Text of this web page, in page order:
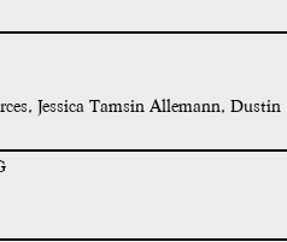
Jessica Tamsin Allemann, Dustin